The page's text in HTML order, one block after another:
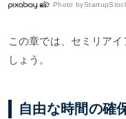
Photo by
この章では、セミリア
しょう。
自由な時間の確